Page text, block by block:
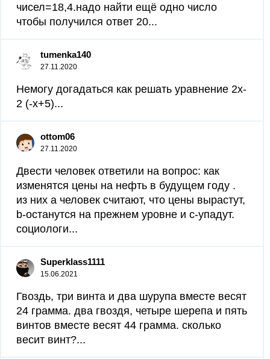
чисел=18,4.надо найти ещё одно число
чтобы получился ответ 20...
tumenka140
27.11.2020
Немогу догадаться как решать уравнение 2x-
2 (-x+5)...
ottom06
27.11.2020
Двести человек ответили на вопрос: как
изменятся цены на нефть в будущем году .
из них a человек считают, что цены вырастут,
b-останутся на прежнем уровне и c-упадут.
социологи...
Superklass1111
15.06.2021
Гвоздь, три винта и два шурупа вместе весят
24 грамма. два гвоздя, четыре шерепа и пять
винтов вместе весят 44 грамма. сколько
весит винт?...